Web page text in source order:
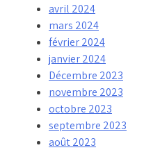
avril 2024
mars 2024
février 2024
janvier 2024
Décembre 2023
novembre 2023
octobre 2023
septembre 2023
août 2023